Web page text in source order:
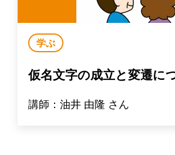
学ぶ
仮名文字の成立と変遷に
講師：油井 由隆 さん